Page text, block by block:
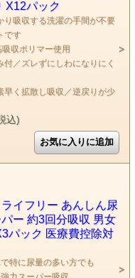
X12パック
り吸収する洗濯の手間が不要
です
収ポリマー使用
付／ズレずにしわになりにく
早く拡散し吸収／逆戻りが少
込)
イフリー あんしん尿
ー 約3回分吸収 男女
パック 医療費控除対
特に尿量の多い方でも